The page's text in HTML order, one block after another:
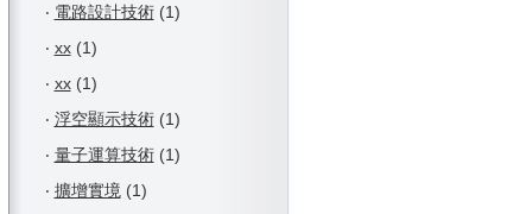
‧ 電路設計技術(1)
‧ xx(1)
‧ xx(1)
‧ 浮空顯示技術(1)
‧ 量子運算技術(1)
‧ 擴增實境 (1)